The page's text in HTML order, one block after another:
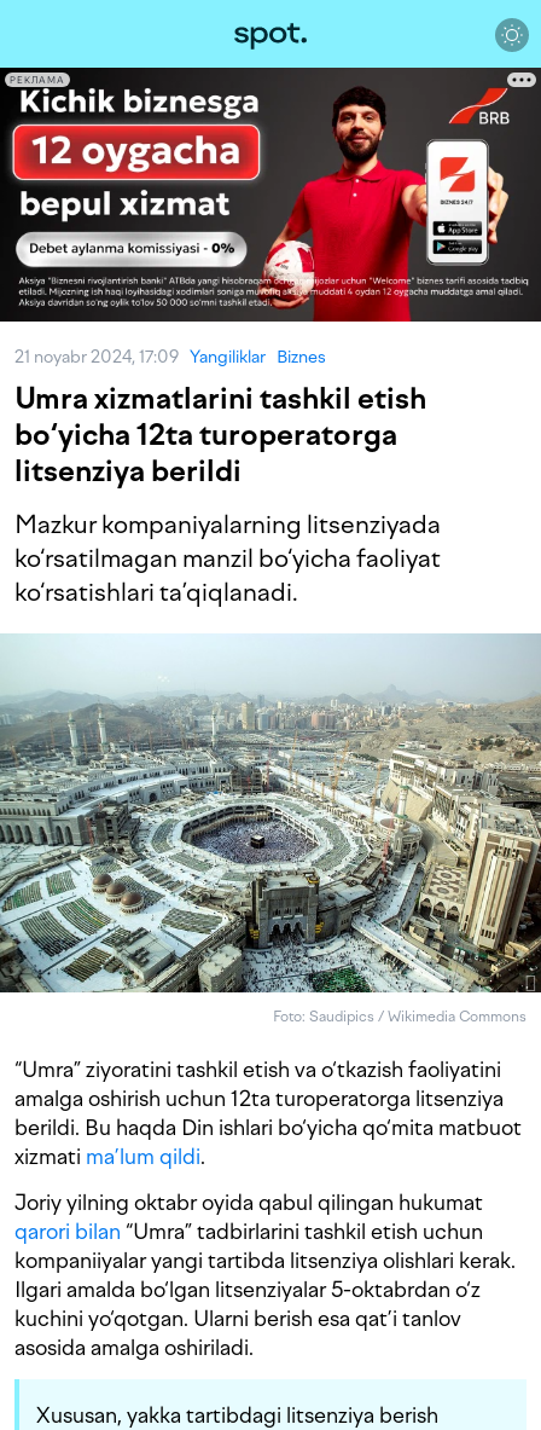
РЕКЛАМА
21 noyabr 2024, 17:09 Yangiliklar Biznes
Umra xizmatlarini tashkil etish
bo‘yicha 12ta turoperatorga
litsenziya berildi
Mazkur kompaniyalarning litsenziyada
ko‘rsatilmagan manzil bo‘yicha faoliyat
ko‘rsatishlari ta’qiqlanadi.
Foto: Saudipics / Wikimedia Commons
“Umra” ziyoratini tashkil etish va o‘tkazish faoliyatini
amalga oshirish uchun 12ta turoperatorga litsenziya
berildi. Bu haqda Din ishlari bo‘yicha qo‘mita matbuot
xizmati ma’lum qildi.
Joriy yilning oktabr oyida qabul qilingan hukumat
qarori bilan “Umra” tadbirlarini tashkil etish uchun
kompaniiyalar yangi tartibda litsenziya olishlari kerak.
Ilgari amalda bo‘lgan litsenziyalar 5-oktabrdan o‘z
kuchini yo‘qotgan. Ularni berish esa qat’i tanlov
asosida amalga oshiriladi.
Xususan, yakka tartibdagi litsenziya berish